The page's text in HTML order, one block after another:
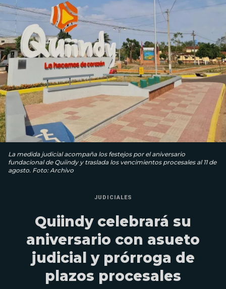
La medida judicial acompaña los festejos por el aniversario
fundacional de Quiindy y traslada los vencimientos procesales al 11 de
agosto. Foto: Archivo
JUDICIALES
Quiindy celebrará su
aniversario con asueto
judicial y prórroga de
plazos procesales